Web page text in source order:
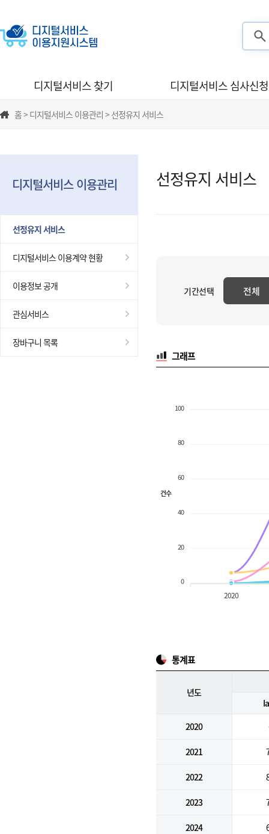
디지털서비스 찾기 디지털서비스 심사신청
홈 > 디지털서비스 이용관리 > 선정유지 서비스
디지털서비스 이용관리
선정유지 서비스
디지털서비스 이용계약 현황
이용정보 공개
관심서비스
장바구니 목록
선정유지 서비스
기간선택 전체
그래프
100
80
60
40
20
0
건수
2020
통계표
년도
2020
2021
2022
2023
2024